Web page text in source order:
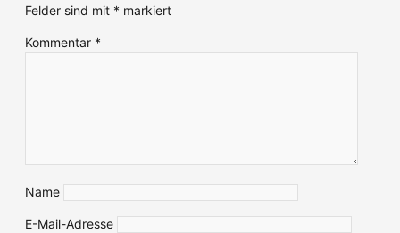
Felder sind mit * markiert
Kommentar *
Name
E-Mail-Adresse